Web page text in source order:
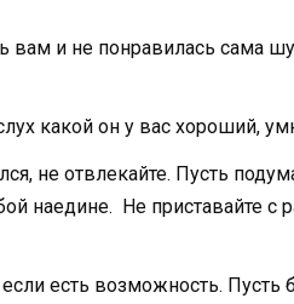
вам и не понравилась сама
какой он у вас хороший,
не отвлекайте. Пусть
наедине. Не приставайте с
есть возможность. Пусть